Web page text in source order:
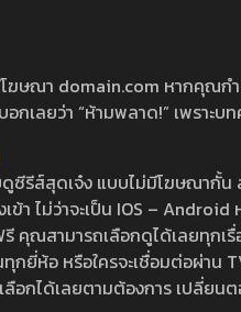
ฆษณา domain.com หากคุณก
อกเลยว่า “ห้ามพลาด!” เพราะ
ดูซีรีส์สุดเจ๋ง แบบไม่มีโฆษณากั้
ข้า ไม่ว่าจะเป็น IOS –
คุณสามารถเลือกดูได้เลยทุกเ
กยี่ห้อ หรือใครจะเชื่อมต่อผ่าน
อกได้เลยตามต้องการ เปลี่ยน